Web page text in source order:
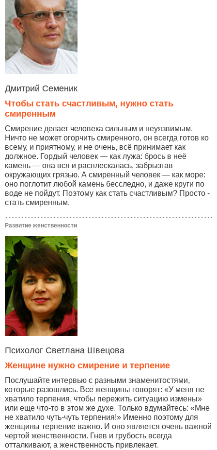
Дмитрий Семеник
Чтобы стать счастливым, нужно стать
смиренным
Смирение делает человека сильным и неуязвимым.
Ничто не может огорчить смиренного, он всегда готов ко
всему, и приятному, и не очень, всё принимает как
должное. Гордый человек — как лужа: брось в неё
камень — она вся и расплескалась, забрызгав
окружающих грязью. А смиренный человек — как море:
оно поглотит любой камень бесследно, и даже круги по
воде не пойдут. Поэтому как стать счастливым? Просто -
стать смиренным.
Развитие женственности
Психолог Светлана Швецова
Женщине нужно смирение и терпение
Послушайте интервью с разными знаменитостями,
которые разошлись. Все женщины говорят: «У меня не
хватило терпения, чтобы пережить ситуацию измены»
или еще что-то в этом же духе. Только вдумайтесь: «Мне
не хватило чуть-чуть терпения!» Именно поэтому для
женщины терпение важно. И оно является очень важной
чертой женственности. Гнев и грубость всегда
отталкивают, а женственность привлекает.